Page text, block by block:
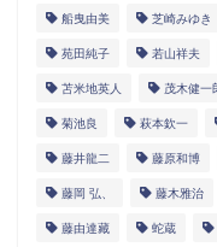
船曳由美 芝崎みゆき
苑田純子 若山祥夫
苫米地英人 茂木健一
菊池良 萩本欽一
藤井龍二 藤原和博
藤岡 弘、 藤木雅治
藤由達藏 蛇蔵